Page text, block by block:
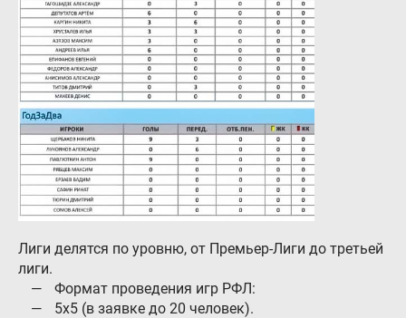
Блог
Контакты
8 (800) 777-08-01
пн-пт: с 09:00 до 17:00
info@intergasservice.ru
Оставить отзыв
Подпишитесь на нашу рассылку:
Лиги делятся по уровню, от Премьер-Лиги до третьей
лиги.
Формат проведения игр РФЛ:
5х5 (в заявке до 20 человек).